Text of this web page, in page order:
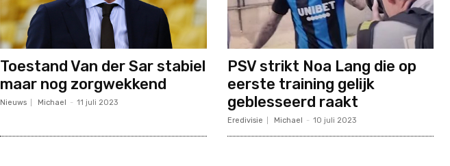
Toestand Van der Sar stabiel
maar nog zorgwekkend
Nieuws Michael - 11 juli 2023
PSV strikt Noa Lang die op
eerste training gelijk
geblesseerd raakt
Eredivisie Michael - 10 juli 2023